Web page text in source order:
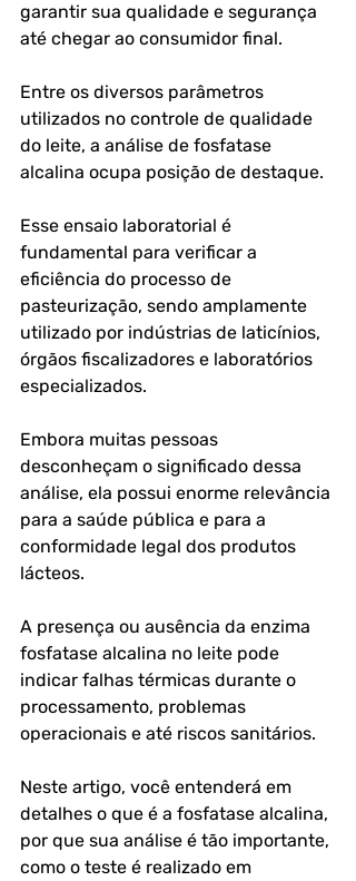
garantir sua qualidade e segurança
até chegar ao consumidor final.
Entre os diversos parâmetros
utilizados no controle de qualidade
do leite, a análise de fosfatase
alcalina ocupa posição de destaque.
Esse ensaio laboratorial é
fundamental para verificar a
eficiência do processo de
pasteurização, sendo amplamente
utilizado por indústrias de laticínios,
órgãos fiscalizadores e laboratórios
especializados.
Embora muitas pessoas
desconheçam o significado dessa
análise, ela possui enorme relevância
para a saúde pública e para a
conformidade legal dos produtos
lácteos.
A presença ou ausência da enzima
fosfatase alcalina no leite pode
indicar falhas térmicas durante o
processamento, problemas
operacionais e até riscos sanitários.
Neste artigo, você entenderá em
detalhes o que é a fosfatase alcalina,
por que sua análise é tão importante,
como o teste é realizado em